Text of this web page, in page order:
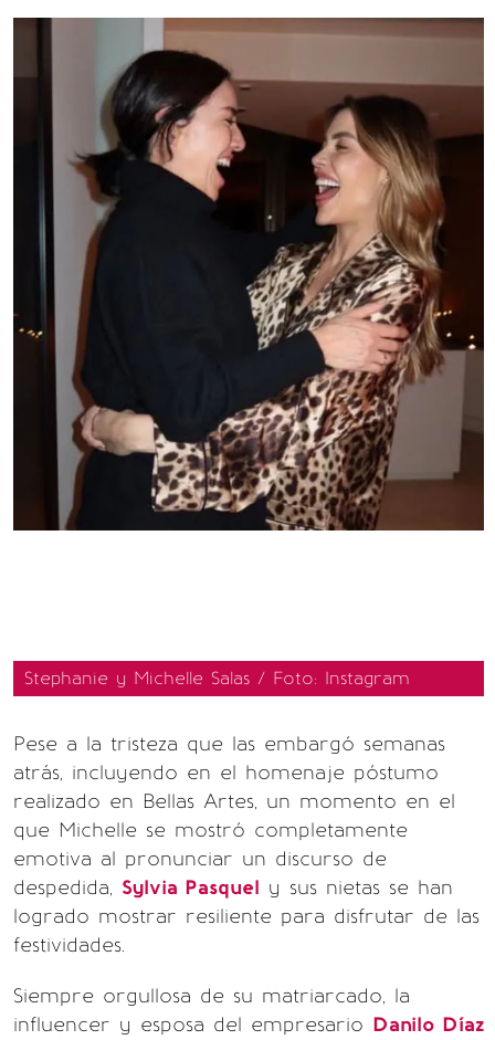
Stephanie y Michelle Salas / Foto: Instagram
Pese a la tristeza que las embargó semanas
atrás, incluyendo en el homenaje póstumo
realizado en Bellas Artes, un momento en el
que Michelle se mostró completamente
emotiva al pronunciar un discurso de
despedida, Sylvia Pasquel y sus nietas se han
logrado mostrar resiliente para disfrutar de las
festividades.
Siempre orgullosa de su matriarcado, la
influencer y esposa del empresario Danilo Díaz